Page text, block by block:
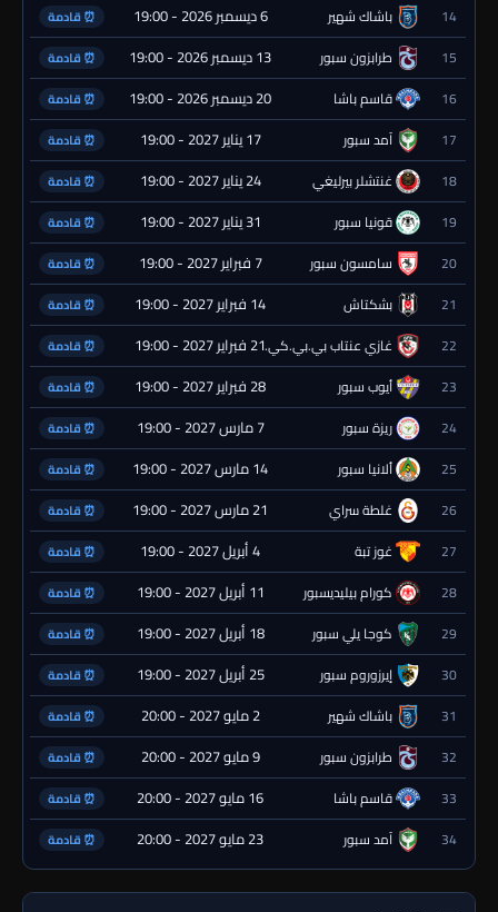
14 باشاك شهير 6 ديسمبر 2026 - 19:00 ⏰ قادمة
15 طرابزون سبور 13 ديسمبر 2026 - 19:00 ⏰ قادمة
16 قاسم باشا 20 ديسمبر 2026 - 19:00 ⏰ قادمة
17 آمد سبور 17 يناير 2027 - 19:00 ⏰ قادمة
18 غنتشلر بيرليغي 24 يناير 2027 - 19:00 ⏰ قادمة
19 قونيا سبور 31 يناير 2027 - 19:00 ⏰ قادمة
20 سامسون سبور 7 فبراير 2027 - 19:00 ⏰ قادمة
21 بشكتاش 14 فبراير 2027 - 19:00 ⏰ قادمة
22 غازي عنتاب بي.بي.كي.21 فبراير 2027 - 19:00 ⏰ قادمة
23 أيوب سبور 28 فبراير 2027 - 19:00 ⏰ قادمة
24 ريزة سبور 7 مارس 2027 - 19:00 ⏰ قادمة
25 ألانيا سبور 14 مارس 2027 - 19:00 ⏰ قادمة
26 غلطة سراي 21 مارس 2027 - 19:00 ⏰ قادمة
27 غوز تبة 4 أبريل 2027 - 19:00 ⏰ قادمة
28 كورام بيليديسبور 11 أبريل 2027 - 19:00 ⏰ قادمة
29 كوجا يلي سبور 18 أبريل 2027 - 19:00 ⏰ قادمة
30 إيرزوروم سبور 25 أبريل 2027 - 19:00 ⏰ قادمة
31 باشاك شهير 2 مايو 2027 - 20:00 ⏰ قادمة
32 طرابزون سبور 9 مايو 2027 - 20:00 ⏰ قادمة
33 قاسم باشا 16 مايو 2027 - 20:00 ⏰ قادمة
34 آمد سبور 23 مايو 2027 - 20:00 ⏰ قادمة